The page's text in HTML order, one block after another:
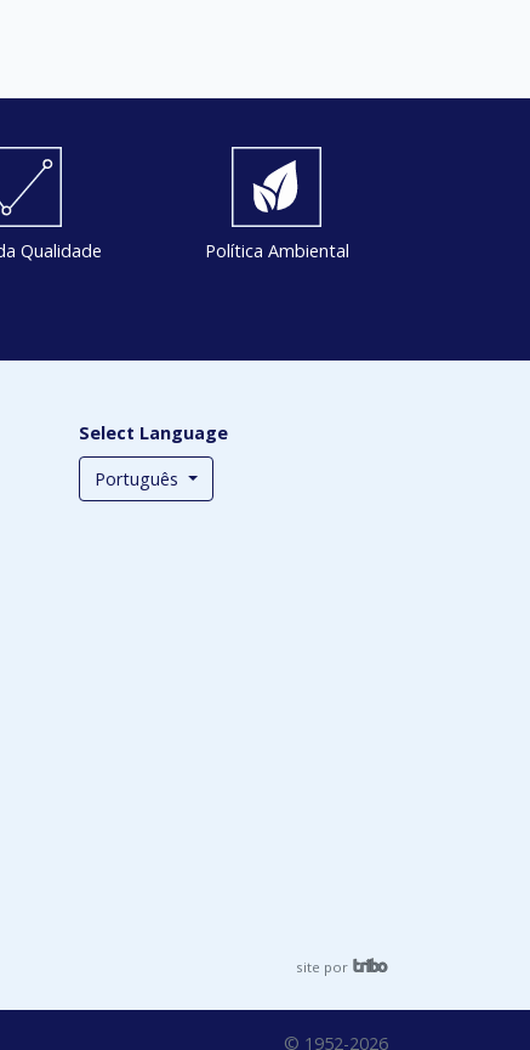
Qualidade Política Ambiental
Select Language
Português
site por
© 1952-2026